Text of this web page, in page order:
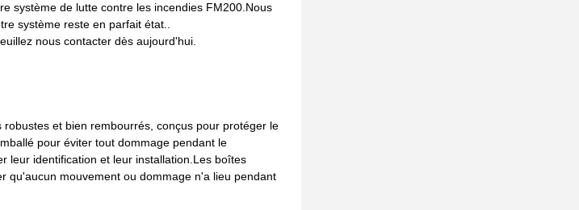
système de lutte contre les incendies FM200.Nous
système reste en parfait état..
nous contacter dès aujourd'hui.
et bien rembourrés, conçus pour protéger le
pour éviter tout dommage pendant le
leur identification et leur installation.Les boîtes
qu'aucun mouvement ou dommage n'a lieu pendant